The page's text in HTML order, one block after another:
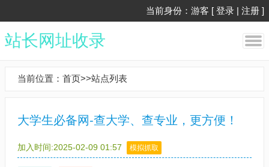
当前身份：游客 [ 登录 | 注册 ]
站长网址收录
当前位置： 首页>>站点列表
大学生必备网-查大学、查专业，更方便！
加入时间:2025-02-09 01:57 模拟抓取